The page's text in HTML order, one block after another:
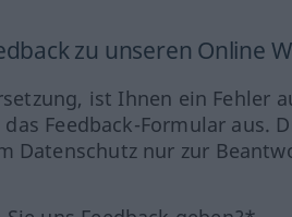
zu unseren Online
ist Ihnen ein Fehler
Feedback-Formular aus.
Datenschutz nur zur